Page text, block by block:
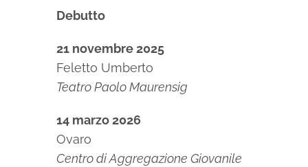
Debutto
21 novembre 2025
Feletto Umberto
Teatro Paolo Maurensig
14 marzo 2026
Ovaro
Centro di Aggregazione Giovanile